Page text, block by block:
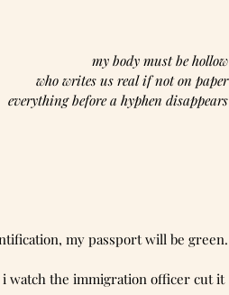
my body must be hollow
who writes us real if not on paper
before a hyphen disappears
my passport will be green.
watch the immigration officer cut it